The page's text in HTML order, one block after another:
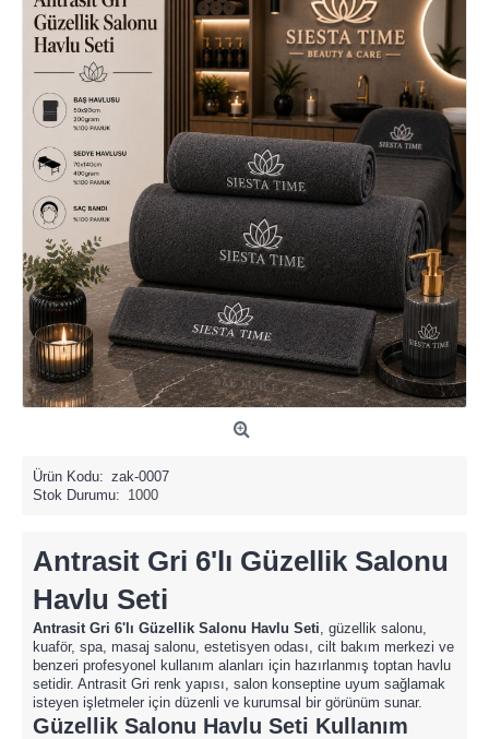
Ürün Kodu: zak-0007
Stok Durumu: 1000
Antrasit Gri 6'lı Güzellik Salonu
Havlu Seti
Antrasit Gri 6'lı Güzellik Salonu Havlu Seti, güzellik salonu,
kuaför, spa, masaj salonu, estetisyen odası, cilt bakım merkezi ve
benzeri profesyonel kullanım alanları için hazırlanmış toptan havlu
setidir. Antrasit Gri renk yapısı, salon konseptine uyum sağlamak
isteyen işletmeler için düzenli ve kurumsal bir görünüm sunar.
Güzellik Salonu Havlu Seti Kullanım